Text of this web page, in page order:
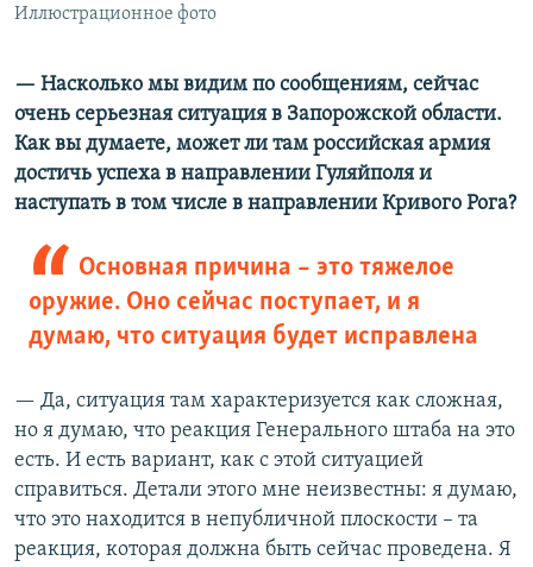
Иллюстрационное фото
— Насколько мы видим по сообщениям, сейчас
очень серьезная ситуация в Запорожской области.
Как вы думаете, может ли там российская армия
достичь успеха в направлении Гуляйполя и
наступать в том числе в направлении Кривого Рога?
Основная причина – это тяжелое
оружие. Оно сейчас поступает, и я
думаю, что ситуация будет исправлена
— Да, ситуация там характеризуется как сложная,
но я думаю, что реакция Генерального штаба на это
есть. И есть вариант, как с этой ситуацией
справиться. Детали этого мне неизвестны: я думаю,
что это находится в непубличной плоскости – та
реакция, которая должна быть сейчас проведена. Я